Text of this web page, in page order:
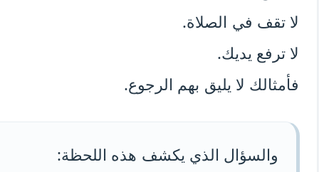
لا تقف في الصلاة.
لا ترفع يديك.
فأمثالك لا يليق بهم الرجوع.
والسؤال الذي يكشف هذه اللحظة: